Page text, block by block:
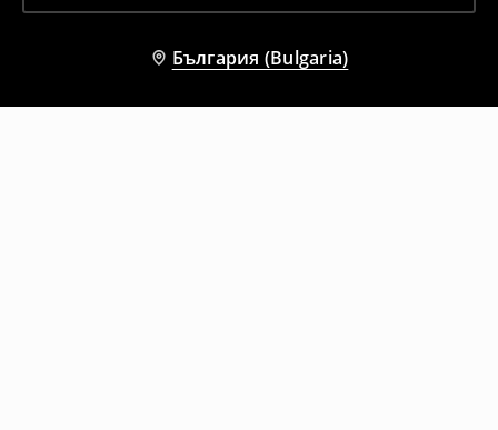
България (Bulgaria)